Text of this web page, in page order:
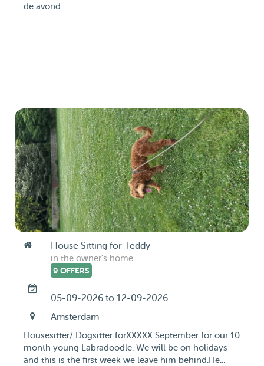
de avond. ...
House Sitting for Teddy
in the owner's home
9 OFFERS
05-09-2026 to 12-09-2026
Amsterdam
Housesitter/ Dogsitter forXXXXX September for our 10
month young Labradoodle. We will be on holidays
and this is the first week we leave him behind.He...